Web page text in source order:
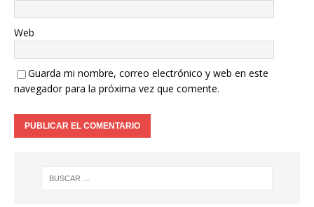
Web
Guarda mi nombre, correo electrónico y web en este
navegador para la próxima vez que comente.